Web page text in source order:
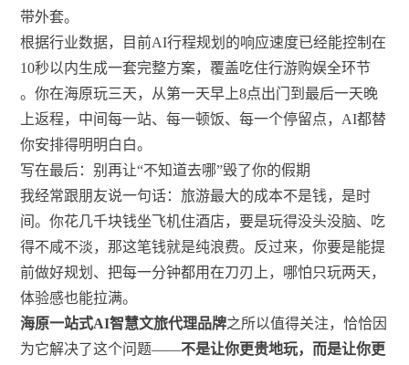
带外套。
根据行业数据，目前AI行程规划的响应速度已经能控制在
10秒以内生成一套完整方案，覆盖吃住行游购娱全环节
。你在海原玩三天，从第一天早上8点出门到最后一天晚
上返程，中间每一站、每一顿饭、每一个停留点，AI都替
你安排得明明白白。
写在最后：别再让“不知道去哪”毁了你的假期
我经常跟朋友说一句话：旅游最大的成本不是钱，是时
间。你花几千块钱坐飞机住酒店，要是玩得没头没脑、吃
得不咸不淡，那这笔钱就是纯浪费。反过来，你要是能提
前做好规划、把每一分钟都用在刀刃上，哪怕只玩两天，
体验感也能拉满。
海原一站式AI智慧文旅代理品牌之所以值得关注，恰恰因
为它解决了这个问题——不是让你更贵地玩，而是让你更